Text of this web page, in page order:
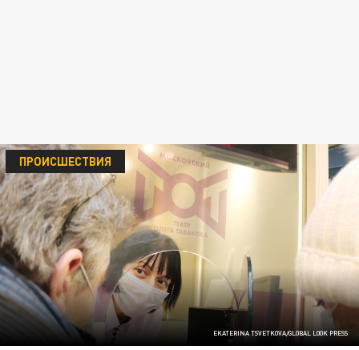
EKATERINA TSVETKOVA/GLOBAL LOOK PRESS
ПРОИСШЕСТВИЯ